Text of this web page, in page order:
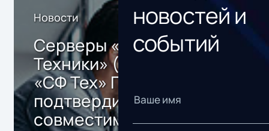
Новости
Серверы «Инферит
Техники» (кластер
«СФ Тех» ГК Softline)
подтвердили
совместимость с
новостей и
событий